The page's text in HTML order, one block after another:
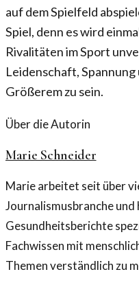
auf dem Spielfeld
Spiel, denn es wird
Rivalitäten im Sport
Leidenschaft,
Größerem zu sein.
Über die Autorin
Marie Schneider
Marie arbeitet seit über
Journalismusbranche und
Gesundheitsberichte
Fachwissen mit
Themen verständlich zu